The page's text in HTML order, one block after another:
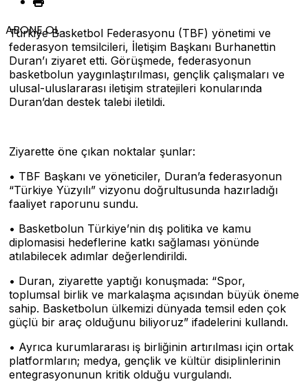
ABONE OL
Türkiye Basketbol Federasyonu (TBF) yönetimi ve
federasyon temsilcileri, İletişim Başkanı Burhanettin
Duran’ı ziyaret etti. Görüşmede, federasyonun
basketbolun yaygınlaştırılması, gençlik çalışmaları ve
ulusal-uluslararası iletişim stratejileri konularında
Duran’dan destek talebi iletildi.
Ziyarette öne çıkan noktalar şunlar:
• TBF Başkanı ve yöneticiler, Duran’a federasyonun
“Türkiye Yüzyılı” vizyonu doğrultusunda hazırladığı
faaliyet raporunu sundu.
• Basketbolun Türkiye’nin dış politika ve kamu
diplomasisi hedeflerine katkı sağlaması yönünde
atılabilecek adımlar değerlendirildi.
• Duran, ziyarette yaptığı konuşmada: “Spor,
toplumsal birlik ve markalaşma açısından büyük öneme
sahip. Basketbolun ülkemizi dünyada temsil eden çok
güçlü bir araç olduğunu biliyoruz” ifadelerini kullandı.
• Ayrıca kurumlararası iş birliğinin artırılması için ortak
platformların; medya, gençlik ve kültür disiplinlerinin
entegrasyonunun kritik olduğu vurgulandı.